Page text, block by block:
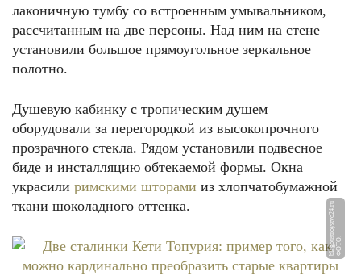
лаконичную тумбу со встроенным умывальником,
рассчитанным на две персоны. Над ним на стене
установили большое прямоугольное зеркальное
полотно.
Душевую кабинку с тропическим душем
оборудовали за перегородкой из высокопрочного
прозрачного стекла. Рядом установили подвесное
биде и инсталляцию обтекаемой формы. Окна
украсили римскими шторами из хлопчатобумажной
ткани шоколадного оттенка.
Ф
О
Т
О:
bl
a
g
o
u
st
r
o
y
st
v
o
2
4.
r
u